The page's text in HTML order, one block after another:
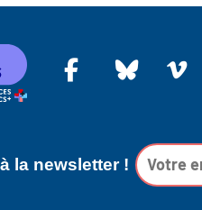
la newsletter !